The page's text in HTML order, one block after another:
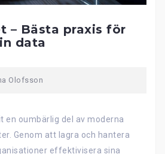
– Bästa praxis för
data
Olofsson
en oumbärlig del av moderna
Genom att lagra och hantera
effektivisera sina